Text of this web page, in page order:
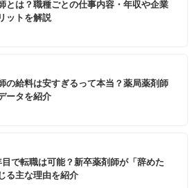
とは？職種ごとの仕事内容・年収や企業
ットを解説
の給料は安すぎるって本当？薬局薬剤師
ータを紹介
で転職は可能？新卒薬剤師が「辞めた
る主な理由を紹介